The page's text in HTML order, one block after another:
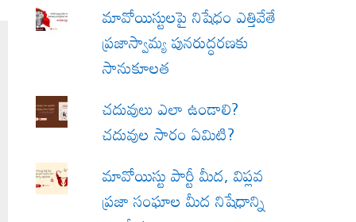
మావోయిస్టులపై నిషేధం ఎత్తివేతే
ప్రజాస్వామ్య పునరుద్ధరణకు
సానుకూలత
చదువులు ఎలా ఉండాలి?
చదువుల సారం ఏమిటి?
మావోయిస్టు పార్టీ మీద, విప్లవ
ప్రజా సంఘాల మీద నిషేధాన్ని